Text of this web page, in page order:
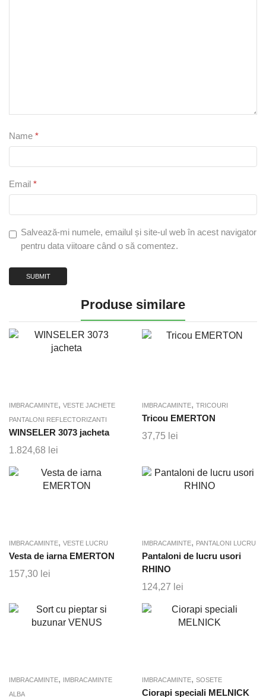
Name *
Email *
Salvează-mi numele, emailul și site-ul web în acest navigator
pentru data viitoare când o să comentez.
Produse similare
IMBRACAMINTE, VESTE JACHETE
PANTALONI REFLECTORIZANTI
WINSELER 3073 jacheta
1.824,68 lei
IMBRACAMINTE, TRICOURI
Tricou EMERTON
37,75 lei
IMBRACAMINTE, VESTE LUCRU
Vesta de iarna EMERTON
157,30 lei
IMBRACAMINTE, PANTALONI LUCRU
Pantaloni de lucru usori
RHINO
124,27 lei
IMBRACAMINTE, IMBRACAMINTE
ALBA
IMBRACAMINTE, SOSETE
Ciorapi speciali MELNICK